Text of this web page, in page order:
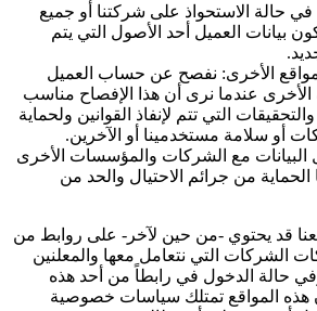
في حالة الاستحواذ على شركتنا أو جميع
بيانات العميل أحد الأصول التي يتم
الأخرى: نفصح عن حساب العميل
الأخرى عندما نرى أن هذا الإفصاح مناسب
والتحقيقات التي تتم لإنفاذ القوانين ولحماية
أو سلامة مستخدمينا أو الآخرين.
البيانات مع الشركات والمؤسسات الأخرى
الحماية من جرائم الاحتيال والحد من
قد يحتوي -من حين لآخر- على روابط من
الشركات التي نتعامل معها والمعلنين
وفي حالة الدخول في رابطاً من أحد هذه
هذه المواقع تمتلك سياسات خصوصية